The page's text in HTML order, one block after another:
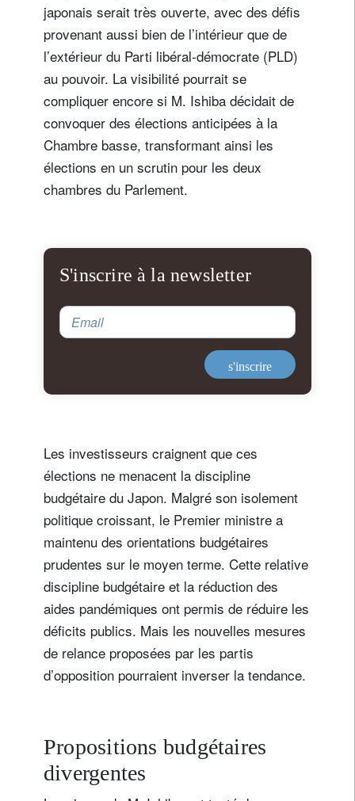
japonais serait très ouverte, avec des défis
provenant aussi bien de l’intérieur que de
l’extérieur du Parti libéral-démocrate (PLD)
au pouvoir. La visibilité pourrait se
compliquer encore si M. Ishiba décidait de
convoquer des élections anticipées à la
Chambre basse, transformant ainsi les
élections en un scrutin pour les deux
chambres du Parlement.
S'inscrire à la newsletter
Email
s'inscrire
Les investisseurs craignent que ces
élections ne menacent la discipline
budgétaire du Japon. Malgré son isolement
politique croissant, le Premier ministre a
maintenu des orientations budgétaires
prudentes sur le moyen terme. Cette relative
discipline budgétaire et la réduction des
aides pandémiques ont permis de réduire les
déficits publics. Mais les nouvelles mesures
de relance proposées par les partis
d’opposition pourraient inverser la tendance.
Propositions budgétaires
divergentes